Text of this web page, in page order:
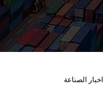
اخبار الصناعة